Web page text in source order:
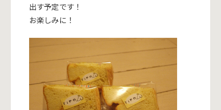
出す予定です！
お楽しみに！